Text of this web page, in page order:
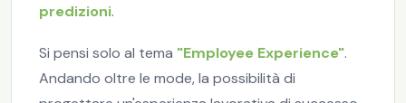
predizioni.
Si pensi solo al tema "Employee Experience".
Andando oltre le mode, la possibilità di